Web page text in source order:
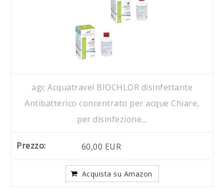
agc Acquatravel BIOCHLOR disinfettante
Antibatterico concentrato per acque Chiare,
per disinfezione...
60,00 EUR
Acquista su Amazon